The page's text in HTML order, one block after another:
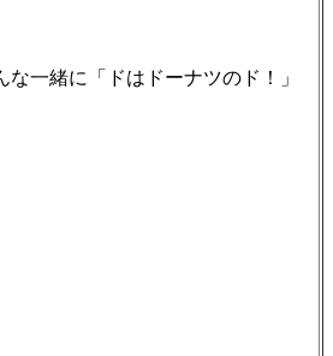
一緒に「ドはドーナツのド！」